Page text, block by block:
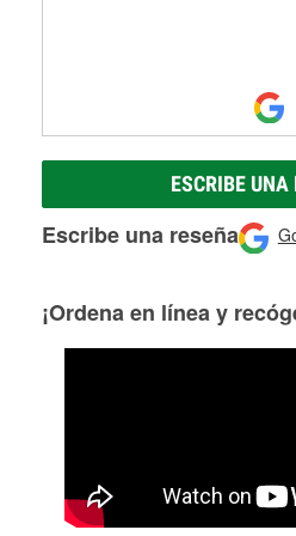
ESCRIBE UNA
Escribe una reseña
¡Ordena en línea y